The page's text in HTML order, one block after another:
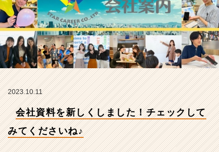
さ
い
ね
♪
【株
式
会
R
C
A
2023.10.11
会社資料を新しくしました！チェックして
みてくださいね♪